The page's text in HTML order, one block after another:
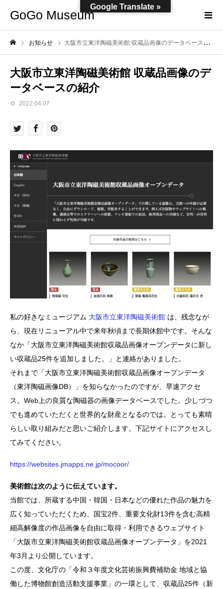
GoGo Museum
お知らせ 大阪市立東洋陶磁美術館 収蔵品画像のデータベースの紹介
大阪市立東洋陶磁美術館 収蔵品画像のデ
ータベースの紹介
2022.04.07
私の好きなミュージアム 大阪市立東洋陶磁美術館 は、残念なが
ら、現在リニューアル中で来年秋頃まで長期休館中です。そんな
なか「大阪市立東洋陶磁美術館収蔵品画像オープンデータに新し
い収蔵品25件を追加しました。」と連絡がありました。
それまで「大阪市立東洋陶磁美術館収蔵品画像オープンデータ
（東洋陶磁画像DB）」を知らなかったのですが、早速アクセ
ス。Web上の良質な陶磁器の画像データベースでした。少しづつ
でも進めていただくと世界的な財産となるのでは。とっても素晴
らしい取り組みだと思いご紹介します。下記サイトにアクセスし
てみてください。
https://websites.jmapps.ne.jp/mocoor/
美術館は次のように伝えています。
当館では、所蔵する中国・韓国・日本などの優れた作品の魅力を
広く知っていただくため、国宝2件、重要文化財13件を含む高精
細高解像度の作品画像を自由に取得・利用できるウェブサイト
「大阪市立東洋陶磁美術館収蔵品画像オープンデータ」を2021
年3月より公開しています。
この度、文化庁の「令和３年度文化芸術振興費補助金 地域と協
働した博物館創造活動支援事業」の一環として、収蔵品25件（新
Google Translate »